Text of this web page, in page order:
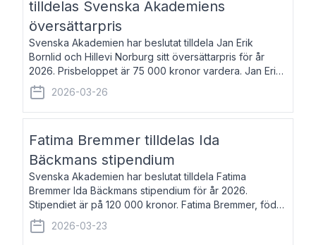
tilldelas Svenska Akademiens
översättarpris
Svenska Akademien har beslutat tilldela Jan Erik
Bornlid och Hillevi Norburg sitt översättarpris för år
2026. Prisbeloppet är 75 000 kronor vardera. Jan Erik
Bornlid, född 1947, är översättare från tyska. Han är
främst känd för sina översät
2026-03-26
Fatima Bremmer tilldelas Ida
Bäckmans stipendium
Svenska Akademien har beslutat tilldela Fatima
Bremmer Ida Bäckmans stipendium för år 2026.
Stipendiet är på 120 000 kronor. Fatima Bremmer, född
1977, är journalist och författare. Hon utkom i fjol med
boken Ligan. Klarakvarterens blodsyst
2026-03-23